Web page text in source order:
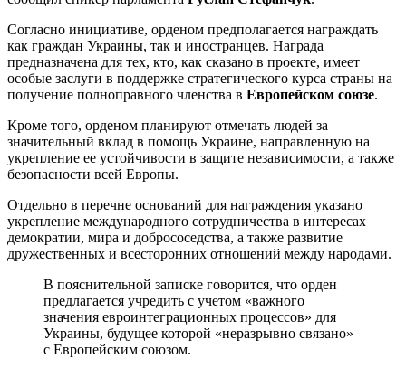
Согласно инициативе, орденом предполагается награждать
как граждан Украины, так и иностранцев. Награда
предназначена для тех, кто, как сказано в проекте, имеет
особые заслуги в поддержке стратегического курса страны на
получение полноправного членства в Европейском союзе.
Кроме того, орденом планируют отмечать людей за
значительный вклад в помощь Украине, направленную на
укрепление ее устойчивости в защите независимости, а также
безопасности всей Европы.
Отдельно в перечне оснований для награждения указано
укрепление международного сотрудничества в интересах
демократии, мира и добрососедства, а также развитие
дружественных и всесторонних отношений между народами.
В пояснительной записке говорится, что орден
предлагается учредить с учетом «важного
значения евроинтеграционных процессов» для
Украины, будущее которой «неразрывно связано»
с Европейским союзом.